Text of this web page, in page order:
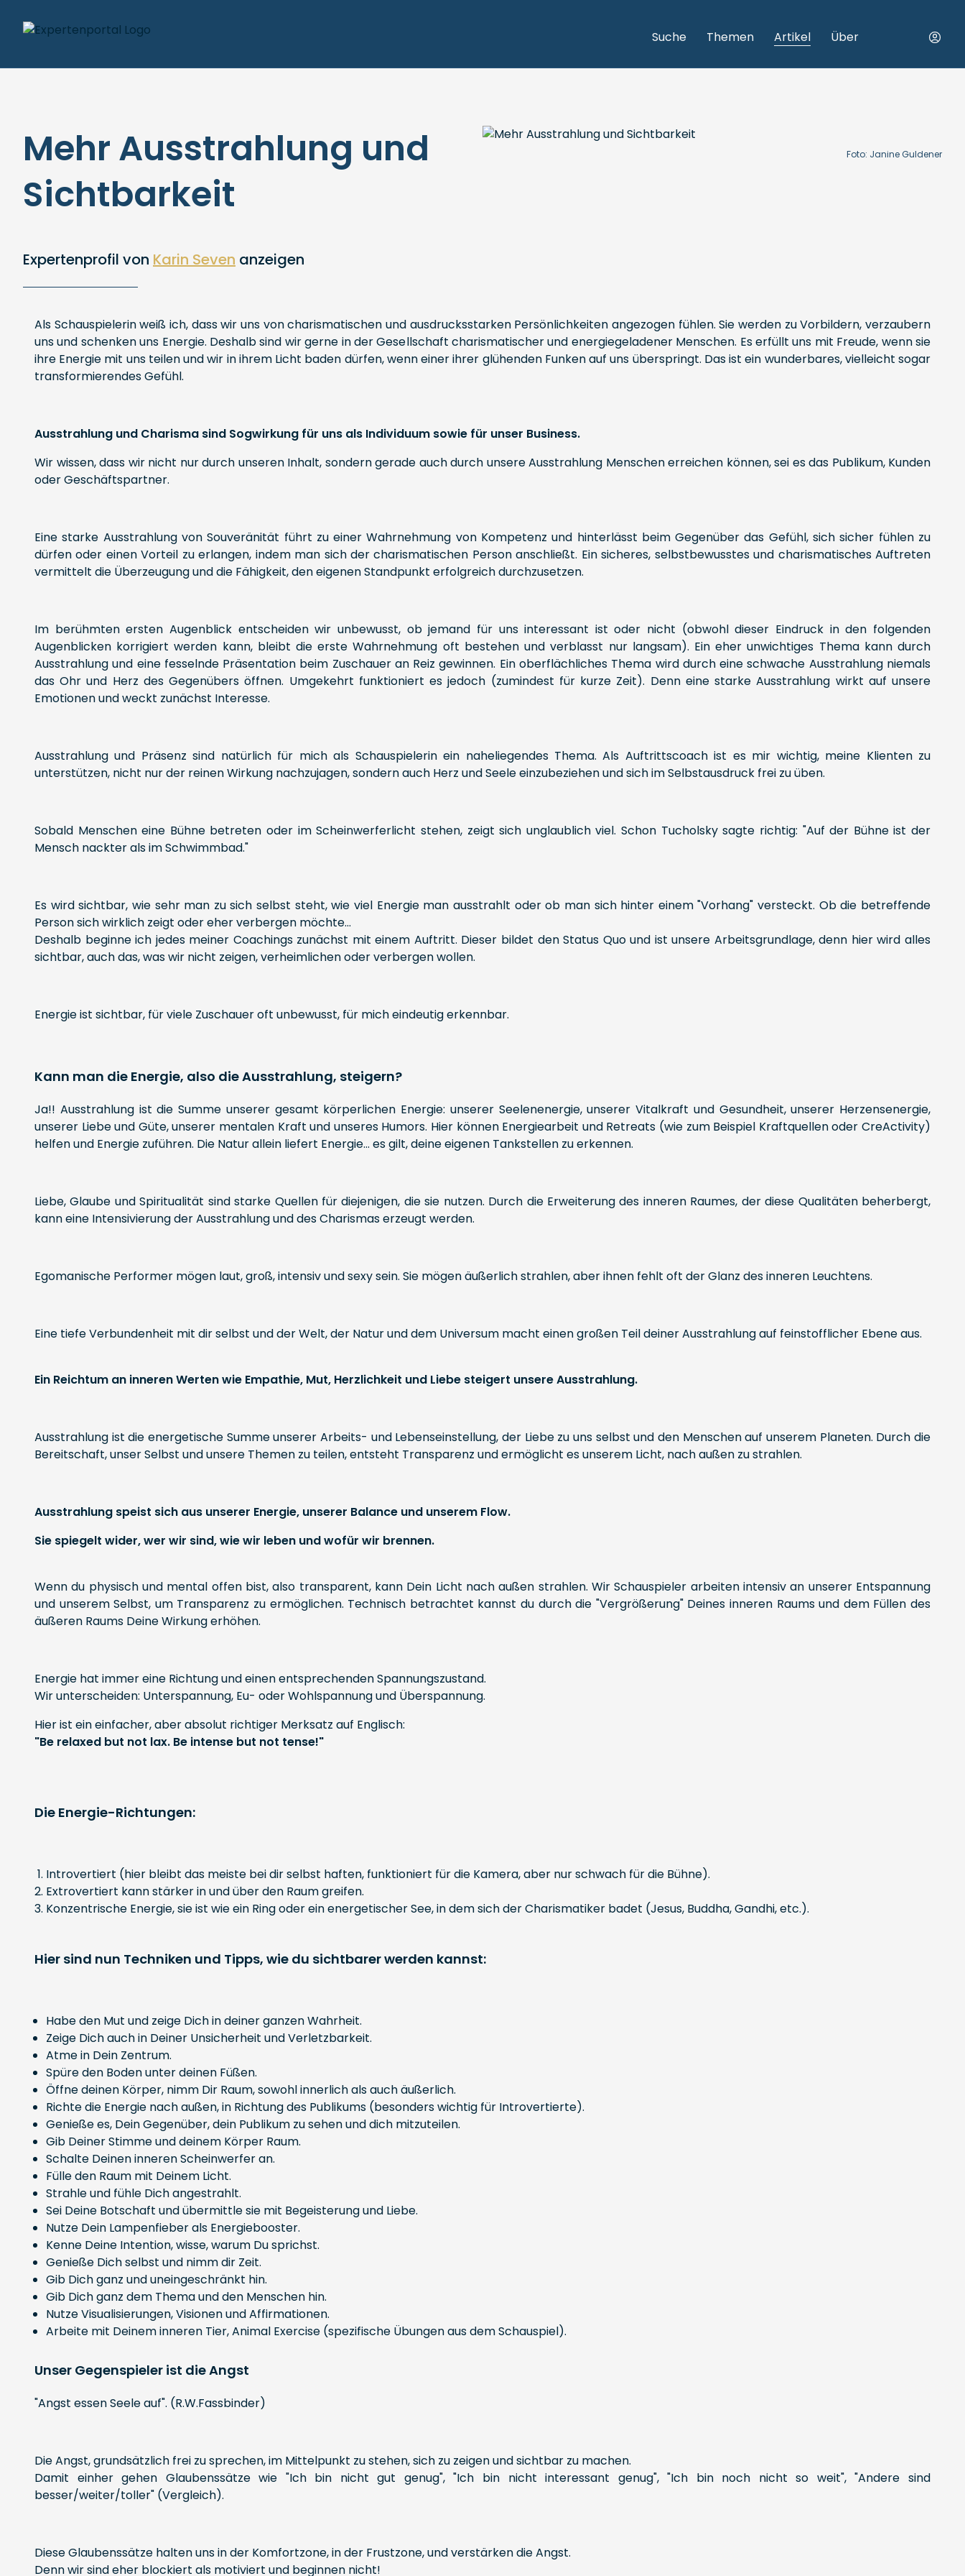
Suche Themen Artikel Über
Mehr Ausstrahlung und
Sichtbarkeit
Expertenprofil von Karin Seven anzeigen
Foto: Janine Guldener
Als Schauspielerin weiß ich, dass wir uns von charismatischen und ausdrucksstarken Persönlichkeiten angezogen fühlen. Sie werden zu Vorbildern, verzaubern
uns und schenken uns Energie. Deshalb sind wir gerne in der Gesellschaft charismatischer und energiegeladener Menschen. Es erfüllt uns mit Freude, wenn sie
ihre Energie mit uns teilen und wir in ihrem Licht baden dürfen, wenn einer ihrer glühenden Funken auf uns überspringt. Das ist ein wunderbares, vielleicht sogar
transformierendes Gefühl.
Ausstrahlung und Charisma sind Sogwirkung für uns als Individuum sowie für unser Business.
Wir wissen, dass wir nicht nur durch unseren Inhalt, sondern gerade auch durch unsere Ausstrahlung Menschen erreichen können, sei es das Publikum, Kunden
oder Geschäftspartner.
Eine starke Ausstrahlung von Souveränität führt zu einer Wahrnehmung von Kompetenz und hinterlässt beim Gegenüber das Gefühl, sich sicher fühlen zu
dürfen oder einen Vorteil zu erlangen, indem man sich der charismatischen Person anschließt. Ein sicheres, selbstbewusstes und charismatisches Auftreten
vermittelt die Überzeugung und die Fähigkeit, den eigenen Standpunkt erfolgreich durchzusetzen.
Im berühmten ersten Augenblick entscheiden wir unbewusst, ob jemand für uns interessant ist oder nicht (obwohl dieser Eindruck in den folgenden
Augenblicken korrigiert werden kann, bleibt die erste Wahrnehmung oft bestehen und verblasst nur langsam). Ein eher unwichtiges Thema kann durch
Ausstrahlung und eine fesselnde Präsentation beim Zuschauer an Reiz gewinnen. Ein oberflächliches Thema wird durch eine schwache Ausstrahlung niemals
das Ohr und Herz des Gegenübers öffnen. Umgekehrt funktioniert es jedoch (zumindest für kurze Zeit). Denn eine starke Ausstrahlung wirkt auf unsere
Emotionen und weckt zunächst Interesse.
Ausstrahlung und Präsenz sind natürlich für mich als Schauspielerin ein naheliegendes Thema. Als Auftrittscoach ist es mir wichtig, meine Klienten zu
unterstützen, nicht nur der reinen Wirkung nachzujagen, sondern auch Herz und Seele einzubeziehen und sich im Selbstausdruck frei zu üben.
Sobald Menschen eine Bühne betreten oder im Scheinwerferlicht stehen, zeigt sich unglaublich viel. Schon Tucholsky sagte richtig: "Auf der Bühne ist der
Mensch nackter als im Schwimmbad."
Es wird sichtbar, wie sehr man zu sich selbst steht, wie viel Energie man ausstrahlt oder ob man sich hinter einem "Vorhang" versteckt. Ob die betreffende
Person sich wirklich zeigt oder eher verbergen möchte...
Deshalb beginne ich jedes meiner Coachings zunächst mit einem Auftritt. Dieser bildet den Status Quo und ist unsere Arbeitsgrundlage, denn hier wird alles
sichtbar, auch das, was wir nicht zeigen, verheimlichen oder verbergen wollen.
Energie ist sichtbar, für viele Zuschauer oft unbewusst, für mich eindeutig erkennbar.
Kann man die Energie, also die Ausstrahlung, steigern?
Ja!! Ausstrahlung ist die Summe unserer gesamt körperlichen Energie: unserer Seelenenergie, unserer Vitalkraft und Gesundheit, unserer Herzensenergie,
unserer Liebe und Güte, unserer mentalen Kraft und unseres Humors. Hier können Energiearbeit und Retreats (wie zum Beispiel Kraftquellen oder CreActivity)
helfen und Energie zuführen. Die Natur allein liefert Energie... es gilt, deine eigenen Tankstellen zu erkennen.
Liebe, Glaube und Spiritualität sind starke Quellen für diejenigen, die sie nutzen. Durch die Erweiterung des inneren Raumes, der diese Qualitäten beherbergt,
kann eine Intensivierung der Ausstrahlung und des Charismas erzeugt werden.
Egomanische Performer mögen laut, groß, intensiv und sexy sein. Sie mögen äußerlich strahlen, aber ihnen fehlt oft der Glanz des inneren Leuchtens.
Eine tiefe Verbundenheit mit dir selbst und der Welt, der Natur und dem Universum macht einen großen Teil deiner Ausstrahlung auf feinstofflicher Ebene aus.
Ein Reichtum an inneren Werten wie Empathie, Mut, Herzlichkeit und Liebe steigert unsere Ausstrahlung.
Ausstrahlung ist die energetische Summe unserer Arbeits- und Lebenseinstellung, der Liebe zu uns selbst und den Menschen auf unserem Planeten. Durch die
Bereitschaft, unser Selbst und unsere Themen zu teilen, entsteht Transparenz und ermöglicht es unserem Licht, nach außen zu strahlen.
Ausstrahlung speist sich aus unserer Energie, unserer Balance und unserem Flow.
Sie spiegelt wider, wer wir sind, wie wir leben und wofür wir brennen.
Wenn du physisch und mental offen bist, also transparent, kann Dein Licht nach außen strahlen. Wir Schauspieler arbeiten intensiv an unserer Entspannung
und unserem Selbst, um Transparenz zu ermöglichen. Technisch betrachtet kannst du durch die "Vergrößerung" Deines inneren Raums und dem Füllen des
äußeren Raums Deine Wirkung erhöhen.
Energie hat immer eine Richtung und einen entsprechenden Spannungszustand.
Wir unterscheiden: Unterspannung, Eu- oder Wohlspannung und Überspannung.
Hier ist ein einfacher, aber absolut richtiger Merksatz auf Englisch:
"Be relaxed but not lax. Be intense but not tense!"
Die Energie-Richtungen:
Introvertiert (hier bleibt das meiste bei dir selbst haften, funktioniert für die Kamera, aber nur schwach für die Bühne).
Extrovertiert kann stärker in und über den Raum greifen.
Konzentrische Energie, sie ist wie ein Ring oder ein energetischer See, in dem sich der Charismatiker badet (Jesus, Buddha, Gandhi, etc.).
Hier sind nun Techniken und Tipps, wie du sichtbarer werden kannst:
Habe den Mut und zeige Dich in deiner ganzen Wahrheit.
Zeige Dich auch in Deiner Unsicherheit und Verletzbarkeit.
Atme in Dein Zentrum.
Spüre den Boden unter deinen Füßen.
Öffne deinen Körper, nimm Dir Raum, sowohl innerlich als auch äußerlich.
Richte die Energie nach außen, in Richtung des Publikums (besonders wichtig für Introvertierte).
Genieße es, Dein Gegenüber, dein Publikum zu sehen und dich mitzuteilen.
Gib Deiner Stimme und deinem Körper Raum.
Schalte Deinen inneren Scheinwerfer an.
Fülle den Raum mit Deinem Licht.
Strahle und fühle Dich angestrahlt.
Sei Deine Botschaft und übermittle sie mit Begeisterung und Liebe.
Nutze Dein Lampenfieber als Energiebooster.
Kenne Deine Intention, wisse, warum Du sprichst.
Genieße Dich selbst und nimm dir Zeit.
Gib Dich ganz und uneingeschränkt hin.
Gib Dich ganz dem Thema und den Menschen hin.
Nutze Visualisierungen, Visionen und Affirmationen.
Arbeite mit Deinem inneren Tier, Animal Exercise (spezifische Übungen aus dem Schauspiel).
Unser Gegenspieler ist die Angst
"Angst essen Seele auf". (R.W.Fassbinder)
Die Angst, grundsätzlich frei zu sprechen, im Mittelpunkt zu stehen, sich zu zeigen und sichtbar zu machen.
Damit einher gehen Glaubenssätze wie "Ich bin nicht gut genug", "Ich bin nicht interessant genug", "Ich bin noch nicht so weit", "Andere sind
besser/weiter/toller" (Vergleich).
Diese Glaubenssätze halten uns in der Komfortzone, in der Frustzone, und verstärken die Angst.
Denn wir sind eher blockiert als motiviert und beginnen nicht!